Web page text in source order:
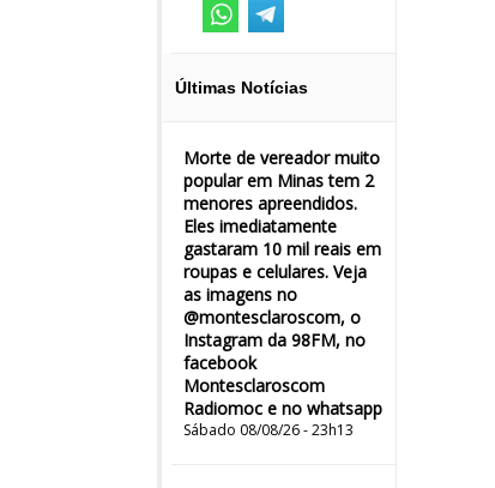
Últimas Notícias
Morte de vereador muito
popular em Minas tem 2
menores apreendidos.
Eles imediatamente
gastaram 10 mil reais em
roupas e celulares. Veja
as imagens no
@montesclaroscom, o
Instagram da 98FM, no
facebook
Montesclaroscom
Radiomoc e no whatsapp
Sábado 08/08/26 - 23h13